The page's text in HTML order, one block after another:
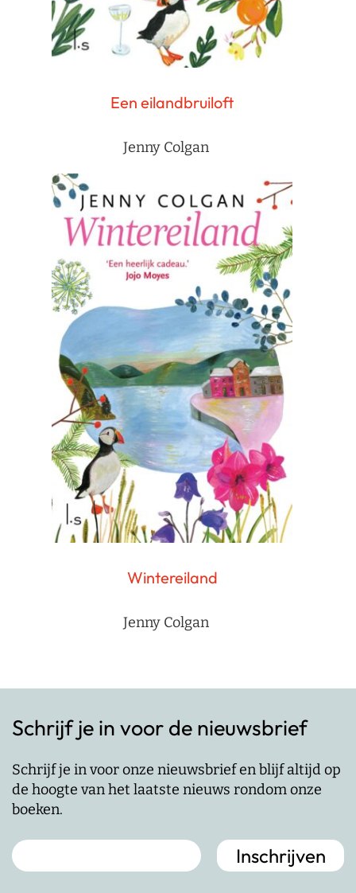
Een eilandbruiloft
Jenny Colgan
Wintereiland
Jenny Colgan
Schrijf je in voor de nieuwsbrief
Schrijf je in voor onze nieuwsbrief en blijf altijd op
de hoogte van het laatste nieuws rondom onze
boeken.